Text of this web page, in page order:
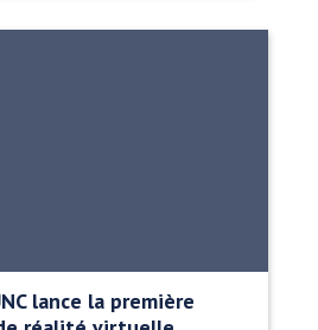
lance la première